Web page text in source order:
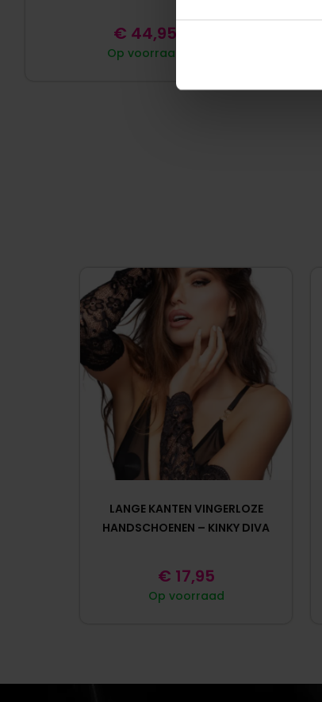
Op voorraad
€ 44,95
LANGE KANTEN VINGERLOZE
HANDSCHOENEN – KINKY DIVA
Op voorraad
€ 17,95